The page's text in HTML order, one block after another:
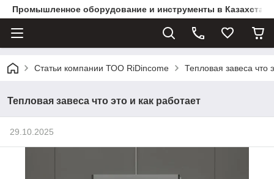
Промышленное оборудование и инструменты в
Статьи компании ТОО RiDincome Тепловая завеса что
Тепловая завеса что это и как работает
29.10.2025